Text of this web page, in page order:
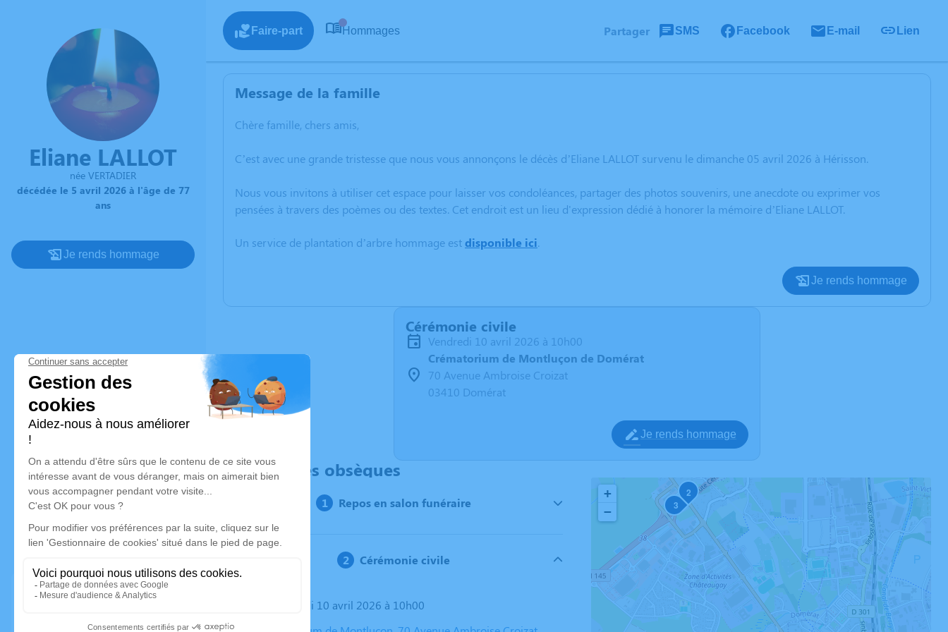
Eliane LALLOT
née VERTADIER
décédée le 5 avril 2026 à l'âge de 77
ans
Je rends hommage
Faire-part Hommages Partager SMS Facebook E-mail Lien
Message de la famille
Chère famille, chers amis,
C’est avec une grande tristesse que nous vous annonçons le décès d’Eliane LALLOT survenu le dimanche 05 avril 2026 à Hérisson.
Nous vous invitons à utiliser cet espace pour laisser vos condoléances, partager des photos souvenirs, une anecdote ou exprimer vos
pensées à travers des poèmes ou des textes. Cet endroit est un lieu d'expression dédié à honorer la mémoire d’Eliane LALLOT.
Un service de plantation d’arbre hommage estdisponible ici.
Je rends hommage
Cérémonie civile
vendredi 10 avril 2026 à 10h00
Crématorium de Montluçon de Domérat
70 Avenue Ambroise Croizat
03410 Domérat
Je rends hommage
Déroulé des obsèques
Repos en salon funéraire
Cérémonie civile
Le vendredi 10 avril 2026 à 10h00
2
3
+
−